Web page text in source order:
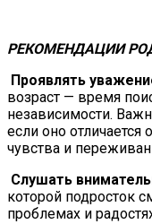
РЕКОМЕНДАЦИИ
Проявлять
возраст — время
независимости.
если оно отличается
чувства и
Слушать
которой подросток
проблемах и